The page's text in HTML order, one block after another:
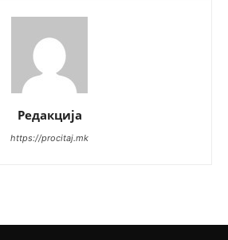
Редакција
https://procitaj.mk